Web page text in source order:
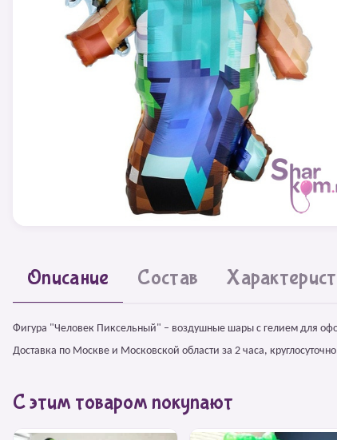
Описание Состав
Фигура "Человек Пиксельный" – воздушные шары с гелием для
Доставка по Москве и Московской области за 2 часа,
С этим товаром покупают